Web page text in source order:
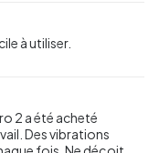
à utiliser.
2 a été acheté
Des vibrations